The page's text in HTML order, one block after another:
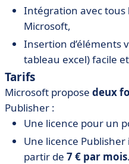
Intégration avec tous
Microsoft,
Insertion d’éléments
tableau excel) facile
Tarifs
Microsoft propose deux
Publisher :
Une licence pour un
Une licence
partir de 7 € par mois.